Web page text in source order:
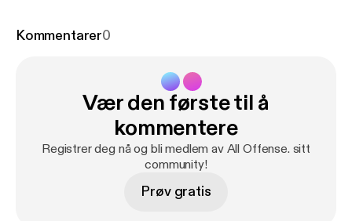
Kommentarer0
Vær den første til å
kommentere
Registrer deg nå og bli medlem av All Offense. sitt
community!
Prøv gratis